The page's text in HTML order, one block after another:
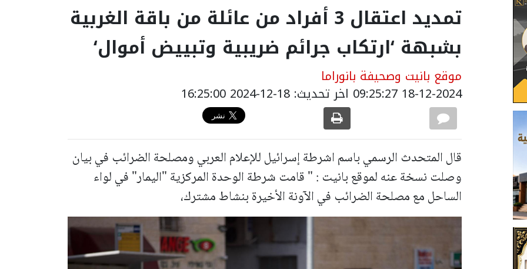
‎⁨تمديد اعتقال 3 أفراد من عائلة من باقة الغربية
بشبهة ‘ارتكاب جرائم ضريبية وتبييض أموال‘
موقع بانيت وصحيفة بانوراما
18-12-2024 09:25:27 اخر تحديث: 18-12-2024 16:25:00
قال المتحدث الرسمي باسم اشرطة إسرائيل للإعلام العربي ومصلحة الضرائب في بيان
وصلت نسخة عنه لموقع بانيت : " قامت شرطة الوحدة المركزية "اليمار" في لواء
الساحل مع مصلحة الضرائب في الآونة الأخيرة بنشاط مشترك،